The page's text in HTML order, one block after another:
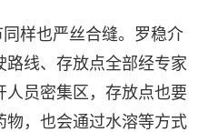
样也严丝合缝。罗稳介
线、存放点全部经专家
人员密集区，存放点也要
物，也会通过水溶等方式